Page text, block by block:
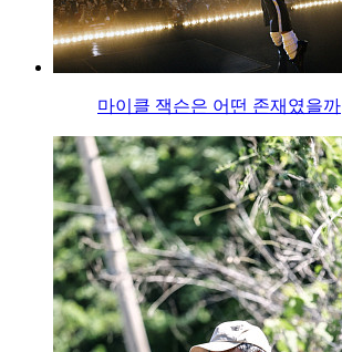
마이클 잭슨은 어떤 존재였을까